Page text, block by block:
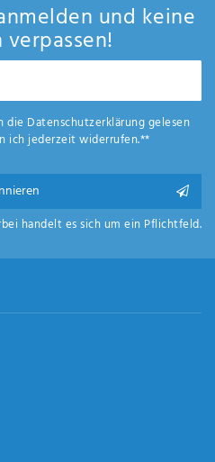
und keine
die Daten­schutz­erklärunggelesen
ich jederzeit widerrufen.**
handelt es sich um ein Pflichtfeld.